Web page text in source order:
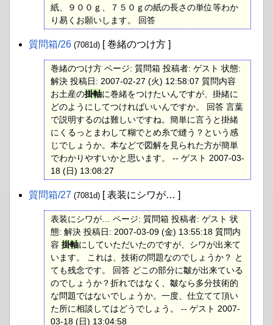
紙、９００ｇ、７５０ｇの紙の長さの単位等わか
り易くお願いします。 回答
質問箱​/26 (7081d) [ 巻緒のつけ方 ]
巻緒のつけ方 ページ: 質問箱 投稿者: ゲスト 状態:
解決 投稿日: 2007-02-27 (火) 12:58:07 質問内容
お土産の掛軸に巻緒をつけたいんですが、掛緒に
どのようにしてつければいいんですか。 回答 言葉
で説明するのは難しいですね。簡単に言うと掛緒
にくるっとまわして糊でとめ糸で縫う？という感
じでしょうか。本などで図解を見られた方が簡単
でわかりやすいかと思います。 -- ゲスト 2007-03-
18 (日) 13:08:27
質問箱​/27 (7081d) [ 表装にシワが… ]
表装にシワが… ページ: 質問箱 投稿者: ゲスト 状
態: 解決 投稿日: 2007-03-09 (金) 13:55:18 質問内
容 掛軸にしていただいたのですが、シワが出来て
います。 これは、技術の問題なのでしょうか？ と
ても残念です。 回答 どこの部分に皺が出来ている
のでしょうか？折れではなく、皺なら多分技術的
な問題ではないでしょうか。一度、仕立てて頂い
た所に相談してはどうでしょう。 -- ゲスト 2007-
03-18 (日) 13:04:58